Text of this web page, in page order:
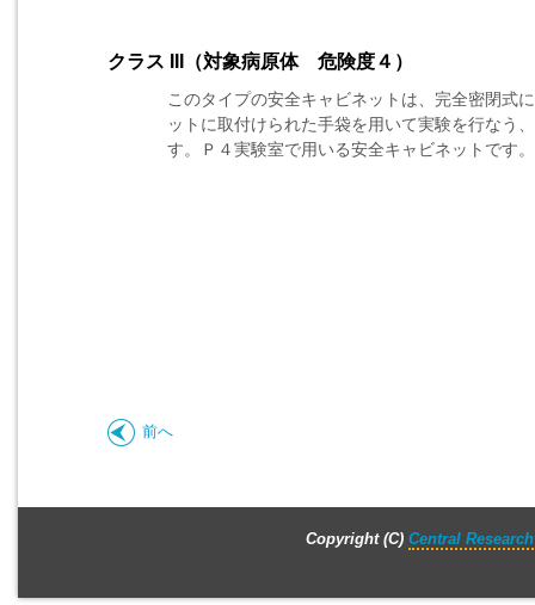
クラス III（対象病原体 危険度４）
このタイプの安全キャビネットは、完全密閉式
ットに取付けられた手袋を用いて実験を行なう
す。Ｐ４実験室で用いる安全キャビネットです。
前へ
Copyright (C) Central